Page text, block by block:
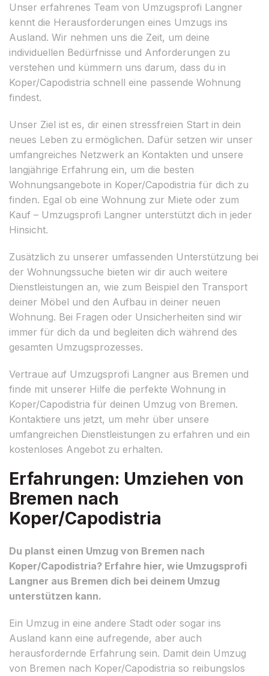
Unser erfahrenes Team von Umzugsprofi Langner
kennt die Herausforderungen eines Umzugs ins
Ausland. Wir nehmen uns die Zeit, um deine
individuellen Bedürfnisse und Anforderungen zu
verstehen und kümmern uns darum, dass du in
Koper/Capodistria schnell eine passende Wohnung
findest.
Unser Ziel ist es, dir einen stressfreien Start in dein
neues Leben zu ermöglichen. Dafür setzen wir unser
umfangreiches Netzwerk an Kontakten und unsere
langjährige Erfahrung ein, um die besten
Wohnungsangebote in Koper/Capodistria für dich zu
finden. Egal ob eine Wohnung zur Miete oder zum
Kauf – Umzugsprofi Langner unterstützt dich in jeder
Hinsicht.
Zusätzlich zu unserer umfassenden Unterstützung bei
der Wohnungssuche bieten wir dir auch weitere
Dienstleistungen an, wie zum Beispiel den Transport
deiner Möbel und den Aufbau in deiner neuen
Wohnung. Bei Fragen oder Unsicherheiten sind wir
immer für dich da und begleiten dich während des
gesamten Umzugsprozesses.
Vertraue auf Umzugsprofi Langner aus Bremen und
finde mit unserer Hilfe die perfekte Wohnung in
Koper/Capodistria für deinen Umzug von Bremen.
Kontaktiere uns jetzt, um mehr über unsere
umfangreichen Dienstleistungen zu erfahren und ein
kostenloses Angebot zu erhalten.
Erfahrungen: Umziehen von
Bremen nach
Koper/Capodistria
Du planst einen Umzug von Bremen nach
Koper/Capodistria? Erfahre hier, wie Umzugsprofi
Langner aus Bremen dich bei deinem Umzug
unterstützen kann.
Ein Umzug in eine andere Stadt oder sogar ins
Ausland kann eine aufregende, aber auch
herausfordernde Erfahrung sein. Damit dein Umzug
von Bremen nach Koper/Capodistria so reibungslos